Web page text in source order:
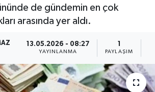
de gündemin en çok
arasında yer aldı.
13.05.2026 - 08:27
YAYINLANMA PAYLAŞIM